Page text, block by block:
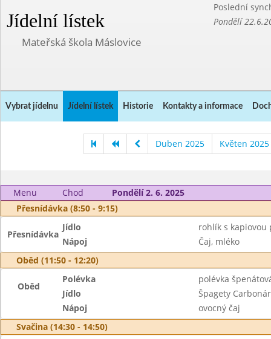
Jídelní lístek
Poslední
Pondělí
Mateřská škola Máslovice
Vybrat jídelnu Jídelní lístek Historie Kontakty a informace
Duben 2025 Květen 2025
Menu Chod
Pondělí 2. 6. 2025
Přesnídávka (8:50 - 9:15)
Přesnídávka
Jídlo
rohlík s kapiovou
Nápoj
Čaj, mléko
Oběd (11:50 - 12:20)
Oběd
Polévka
polévka
Jídlo
Špagety
Nápoj
ovocný čaj
Svačina (14:30 - 14:50)